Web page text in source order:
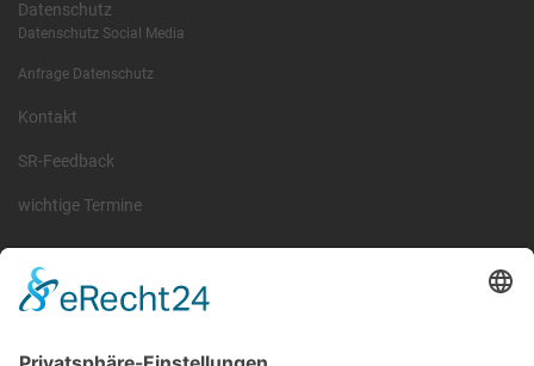
Datenschutz
Datenschutz Social Media
Anfrage Datenschutz
Kontakt
SR-Feedback
wichtige Termine
Information
Sachsen und Thüringen. Er ist als eingetragener Verein tätig und